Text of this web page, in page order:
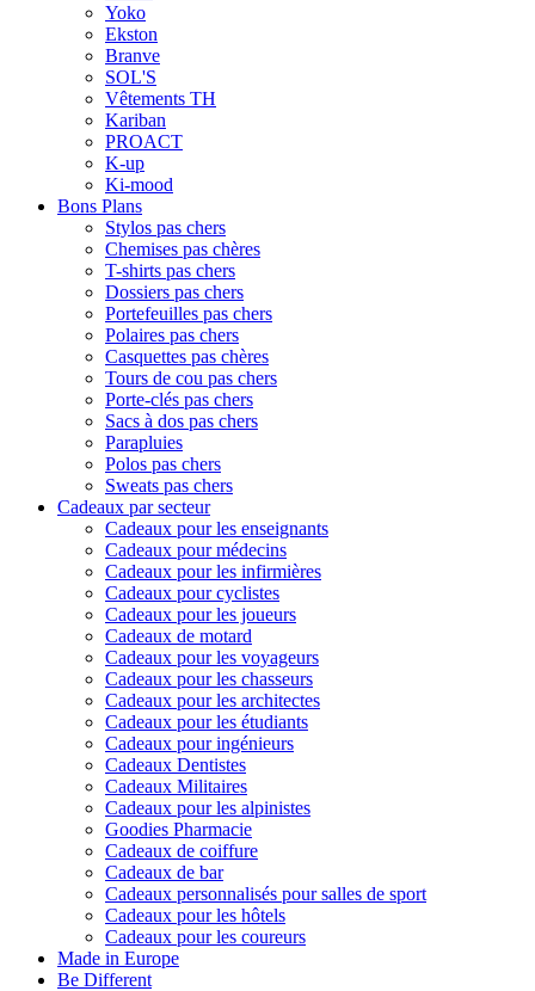
Yoko
Ekston
Branve
SOL'S
Vêtements TH
Kariban
PROACT
K-up
Ki-mood
Bons Plans
Stylos pas chers
Chemises pas chères
T-shirts pas chers
Dossiers pas chers
Portefeuilles pas chers
Polaires pas chers
Casquettes pas chères
Tours de cou pas chers
Porte-clés pas chers
Sacs à dos pas chers
Parapluies
Polos pas chers
Sweats pas chers
Cadeaux par secteur
Cadeaux pour les enseignants
Cadeaux pour médecins
Cadeaux pour les infirmières
Cadeaux pour cyclistes
Cadeaux pour les joueurs
Cadeaux de motard
Cadeaux pour les voyageurs
Cadeaux pour les chasseurs
Cadeaux pour les architectes
Cadeaux pour les étudiants
Cadeaux pour ingénieurs
Cadeaux Dentistes
Cadeaux Militaires
Cadeaux pour les alpinistes
Goodies Pharmacie
Cadeaux de coiffure
Cadeaux de bar
Cadeaux personnalisés pour salles de sport
Cadeaux pour les hôtels
Cadeaux pour les coureurs
Made in Europe
Be Different